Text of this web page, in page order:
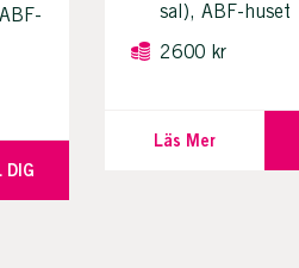
DIG
sal), ABF-huset
2600 kr
Läs Mer